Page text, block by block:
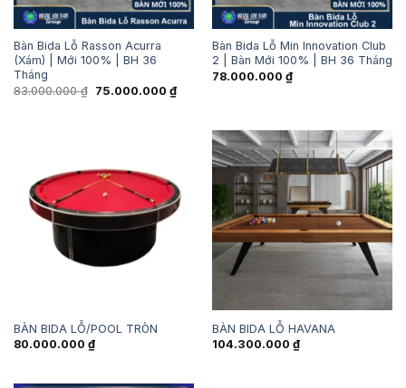
Bàn Bida Lỗ Rasson Acurra
(Xám) | Mới 100% | BH 36
Tháng
83.000.000₫
Giá
75.000.000 ₫Giá
hiện
75.000.000 ₫.
Bàn Bida Lỗ Min Innovation Club
2 | Bàn Mới 100% | BH 36 Tháng
78.000.000 ₫
BÀN BIDA LỖ/POOL TRÒN
80.000.000 ₫
BÀN BIDA LỖ HAVANA
104.300.000 ₫